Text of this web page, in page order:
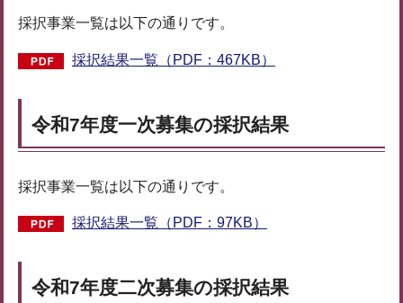
採択事業一覧は以下の通りです。
採択結果一覧（PDF：467KB）
令和7年度一次募集の採択結果
採択事業一覧は以下の通りです。
採択結果一覧（PDF：97KB）
令和7年度二次募集の採択結果